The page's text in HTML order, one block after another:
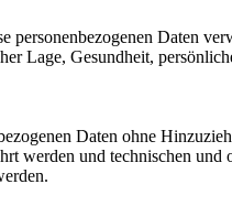
Daten
Lage, Gesundheit,
Daten ohne
werden und technischen